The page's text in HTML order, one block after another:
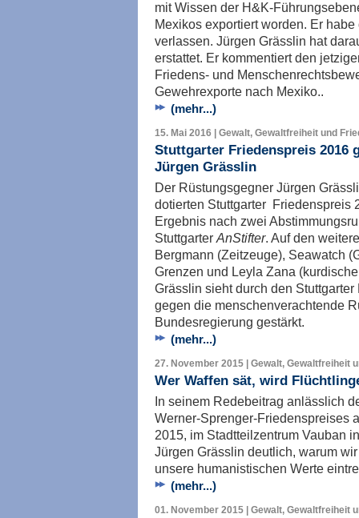
mit Wissen der H&K-
Mexikos exportiert worden. Er
verlassen. Jürgen Grässlin hat
erstattet. Er kommentiert den
Friedens- und
Gewehrexporte nach Mexiko..
(mehr...)
15. Mai 2016 | Gewalt, Gewaltfreiheit und
Stuttgarter Friedenspreis 2016
Jürgen Grässlin
Der Rüstungsgegner Jürgen
dotierten Stuttgarter Friedenspreis
Ergebnis nach zwei
Stuttgarter AnStifter. Auf den
Bergmann (Zeitzeuge), Seawatch
Grenzen und Leyla Zana
Grässlin sieht durch den
gegen die menschenverachtende
Bundesregierung gestärkt.
(mehr...)
27. November 2015 | Gewalt, Gewaltfreiheit
Wer Waffen sät, wird
In seinem Redebeitrag anlässlich
Werner-Sprenger-Friedenspreises
2015, im Stadtteilzentrum Vauban
Jürgen Grässlin deutlich, warum
unsere humanistischen Werte
(mehr...)
01. November 2015 | Gewalt, Gewaltfreiheit